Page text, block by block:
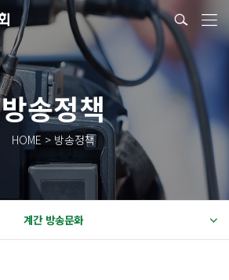
방송정책
HOME > 방송정책
계간 방송문화